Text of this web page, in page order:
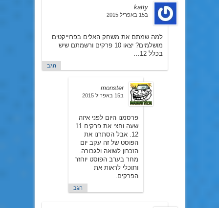
katty
ב15 באפריל 2015
למה שמתם את משחק האלים בפרוייקטים
מושלמים? יצאו 10 פרקים ורשמתם שיש
בכלל 12…
הגב
monster
ב15 באפריל 2015
פרסמנו היום לפני איזה
שעה וחצי את פרקים 11
12. אבל הסתרנו את
הפוסט של זה עקב יום
הזכרון לשואה ולגבורה.
מחר בערב הפוסט יוחזר
ותוכלי לראות את
הפרקים.
הגב